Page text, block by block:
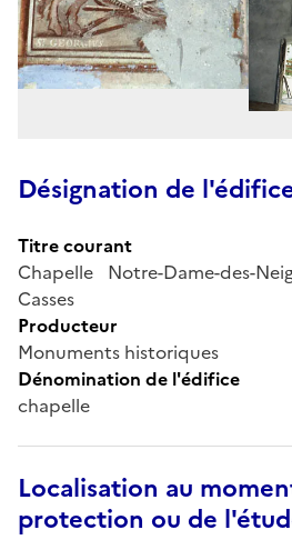
Désignation de
Titre courant
Chapelle Notre-Dame-des-
Casses
Producteur
Monuments historiques
Dénomination de l'édifice
chapelle
Localisation au
protection ou de